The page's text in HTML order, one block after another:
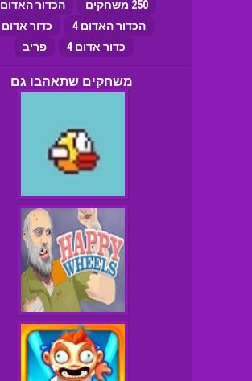
250 משחקים
הכדור האדום
הכדור האדום 4
כדור אדום
כדור אדום 4
פריב
משחקים שתאהבו גם